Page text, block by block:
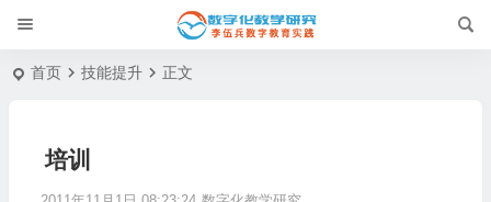
首页 技能提升 正文
培训